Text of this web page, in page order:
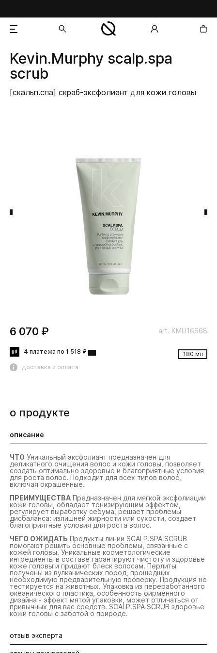
добавлен в корзину
Kevin.Murphy scalp.spa
scrub
[скальп.спа] скраб-эксфолиант для кожи головы
art. KMU16668
180 мл
6 070 ₽
4 платежа по 1 518 ₽
доставка и оплата
о продукте
описание
ЧТО Уникальный эксфолиант предназначен для
деликатного очищения волос и кожи головы, позволяет
создать оптимально здоровые и благоприятные условия
для роста волос. Подходит для всех типов волос,
включая окрашенные.
ПРЕИМУЩЕСТВА Предназначен для мягкой эксфолиации
кожи головы, обладает тонизирующим эффектом,
регулирует выработку себума, решает проблемы
дисбаланса: излишней жирности или сухости, создает
благоприятные условия для роста волос.
ЧЕГО ОЖИДАТЬ Продукты линии SCALP.SPA SCRUB
помогают решить основные проблемы, связанные с
кожей головы. Уникальные косметологические
ингредиенты в составе гарантируют чистоту и здоровье
коже головы и придают блеск волосам. Перлиты
получены из вулканических пород, прошедших
необходимую предварительную проверку. Продукция не
тестируется на животных. Упаковка из переработанного
океанического пластика, особенность фирменного
дизайна - эффект мятой упаковки, может отличаться от
привычных для вас средств. SCALP.SPA SCRUB здоровье
кожи головы с заботой о природе.
отзыв эксперта